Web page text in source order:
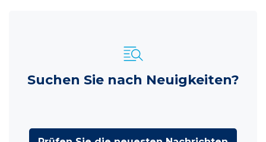
Suchen Sie nach Neuigkeiten?